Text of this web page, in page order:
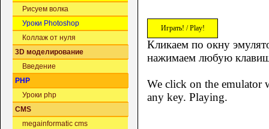
Рисуем волка
Уроки Photoshop
Коллаж от нуля
3D моделирование
Введение
PHP
Уроки php
CMS
megainformatic cms
Играть! / Play!
Кликаем по окну
нажимаем любую
We click on the emulator
any key. Playing.